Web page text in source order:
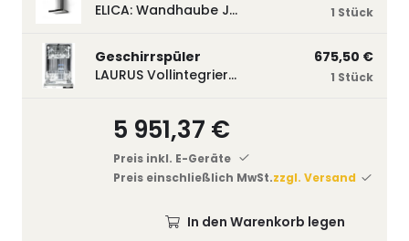
ELICA: Wandhaube JOYE 60-A,600 mm breit Edelstahl JOYE60A
1 Stück
Geschirrspüler
LAURUS Vollintegrierter Geschirrspüler LSV45-3, 450 mm breit, 3 Programme LSV45-3
675,50 €
1 Stück
5 951,37 €
Preis inkl. E-Geräte
Preis einschließlich MwSt.zzgl. Versand
In den Warenkorb legen